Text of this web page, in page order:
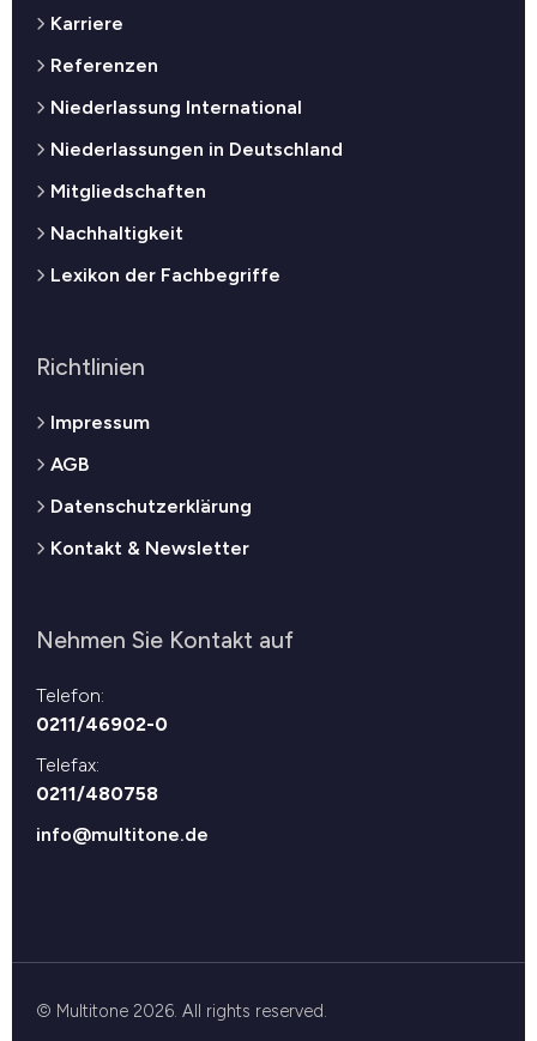
Karriere
Referenzen
Niederlassung International
Niederlassungen in Deutschland
Mitgliedschaften
Nachhaltigkeit
Lexikon der Fachbegriffe
Richtlinien
Impressum
AGB
Datenschutzerklärung
Kontakt & Newsletter
Nehmen Sie Kontakt auf
Telefon:
0211/46902-0
Telefax:
0211/480758
info@multitone.de
© Multitone 2026. All rights reserved.